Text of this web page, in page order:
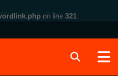
on line 321